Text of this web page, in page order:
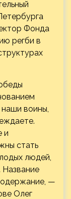
Фонда
регби в
воины,
и
стать
людей,
Название
—
Олег